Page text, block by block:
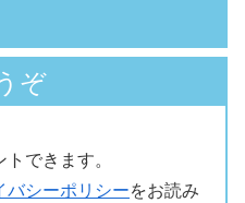
ぞ
できます。
バシーポリシーをお読み